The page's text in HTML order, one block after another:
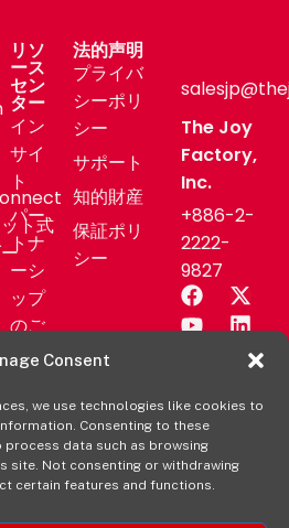
Consent
we use technologies like cookies to
Consenting to these
data such as browsing
site. Not consenting or withdrawing
certain features and functions.
ト式
リソ
ース
セン
ター
イン
サイ
ト
パー
トナ
ーシ
ップ
のご
相談
ート
ニュ
ース
法的声明
プライバ
シーポリ
シー
サポート
知的財産
保証ポリ
シー
The Joy
Factory,
Inc.
+886-2-
2222-
9827